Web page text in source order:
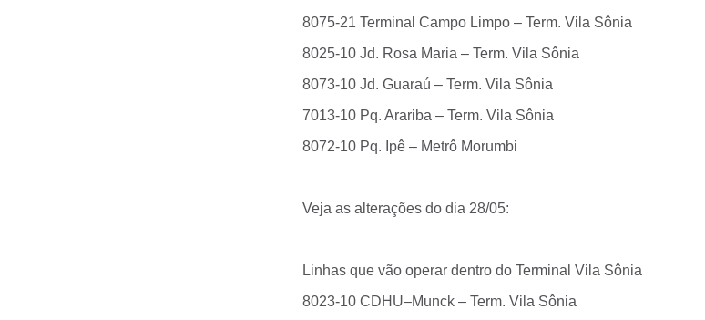
8075-21 Terminal Campo Limpo – Term. Vila Sônia
8025-10 Jd. Rosa Maria – Term. Vila Sônia
8073-10 Jd. Guaraú – Term. Vila Sônia
7013-10 Pq. Arariba – Term. Vila Sônia
8072-10 Pq. Ipê – Metrô Morumbi
Veja as alterações do dia 28/05:
Linhas que vão operar dentro do Terminal Vila Sônia
8023-10 CDHU–Munck – Term. Vila Sônia